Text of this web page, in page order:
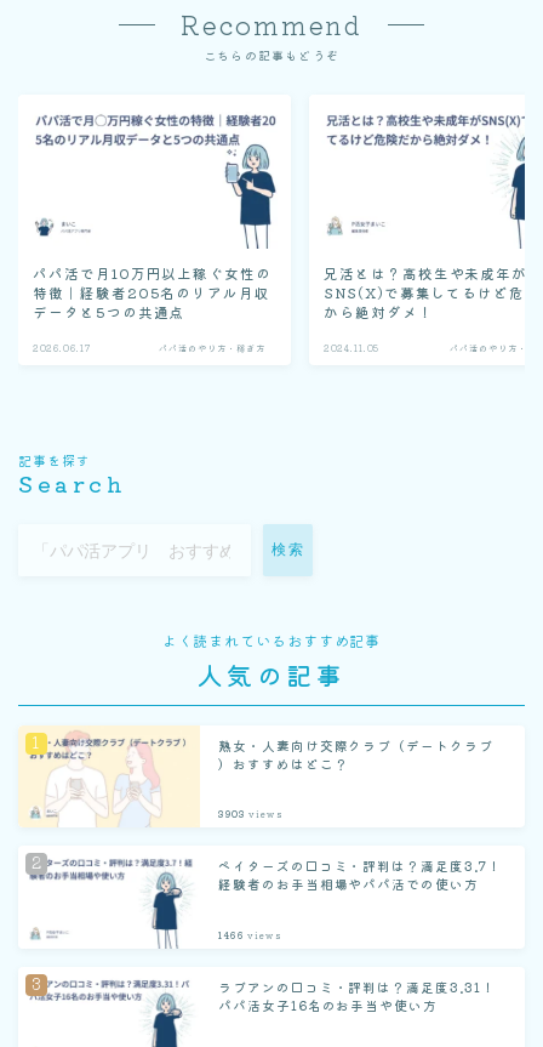
Recommend
こちらの記事もどうぞ
パパ活で月10万円以上稼ぐ女性の
特徴｜経験者205名のリアル月収
データと5つの共通点
2026.06.17 パパ活のやり方・稼ぎ方
兄活とは？高校生や未成年が
SNS(X)で募集してるけど危
から絶対ダメ！
2024.11.05 パパ活のやり方・稼
記事を探す
Search
検索
よく読まれているおすすめ記事
人気の記事
熟女・人妻向け交際クラブ（デートクラブ
）おすすめはどこ？
3903 views
ペイターズの口コミ・評判は？満足度3.7！
経験者のお手当相場やパパ活での使い方
1466 views
ラブアンの口コミ・評判は？満足度3.31！
パパ活女子16名のお手当や使い方